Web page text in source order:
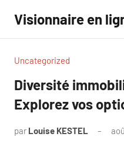
contenu
Visionnaire en
Uncategorized
Diversité
Explorez vos
par Louise KESTEL